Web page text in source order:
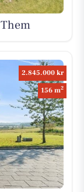
2.845.000 kr
156 m2